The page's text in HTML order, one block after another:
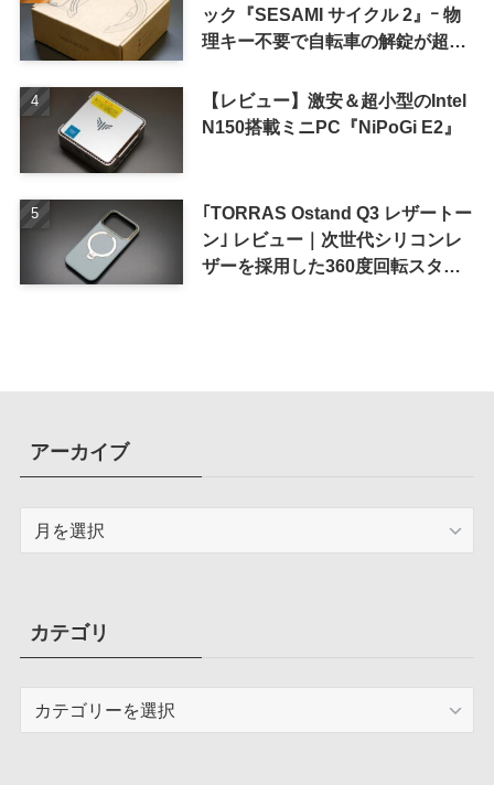
ック『SESAMI サイクル 2』ｰ 物
理キー不要で自転車の解錠が超簡
【レビュー】激安＆超小型のIntel
N150搭載ミニPC『NiPoGi E2』
｢TORRAS Ostand Q3 レザートー
ン｣ レビュー｜次世代シリコンレ
ザーを採用した360度回転スタン
アーカイブ
ブカテゴリ